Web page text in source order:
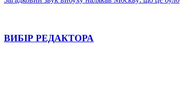
ВИБІР РЕДАКТОРА